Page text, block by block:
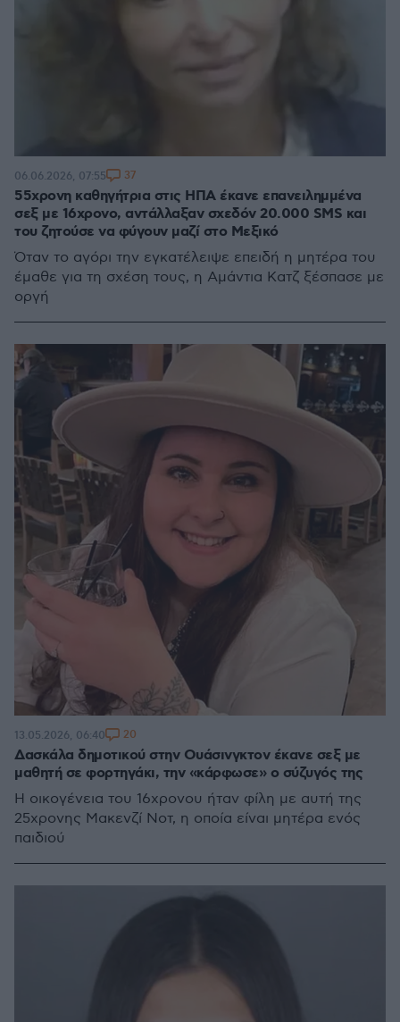
55χρονη καθηγήτρια στις ΗΠΑ έκανε επανειλημμένα
σεξ με 16χρονο, αντάλλαξαν σχεδόν 20.000 SMS και
του ζητούσε να φύγουν μαζί στο Μεξικό
Όταν το αγόρι την εγκατέλειψε επειδή η μητέρα του
έμαθε για τη σχέση τους, η Αμάντια Κατζ ξέσπασε με
οργή
06.06.2026, 07:55 37
Δασκάλα δημοτικού στην Ουάσινγκτον έκανε σεξ με
μαθητή σε φορτηγάκι, την «κάρφωσε» ο σύζυγός της
Η οικογένεια του 16χρονου ήταν φίλη με αυτή της
25χρονης Μακενζί Νοτ, η οποία είναι μητέρα ενός
παιδιού
13.05.2026, 06:40 20